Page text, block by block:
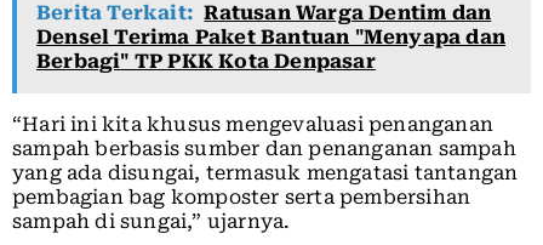
Berita Terkait: Ratusan Warga Dentim dan
Densel Terima Paket Bantuan "Menyapa dan
Berbagi" TP PKK Kota Denpasar
“Hari ini kita khusus mengevaluasi penanganan
sampah berbasis sumber dan penanganan sampah
yang ada disungai, termasuk mengatasi tantangan
pembagian bag komposter serta pembersihan
sampah di sungai,” ujarnya.